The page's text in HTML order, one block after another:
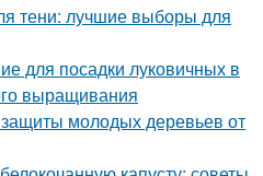
тени: лучшие выборы для
для посадки луковичных в
выращивания
молодых деревьев от